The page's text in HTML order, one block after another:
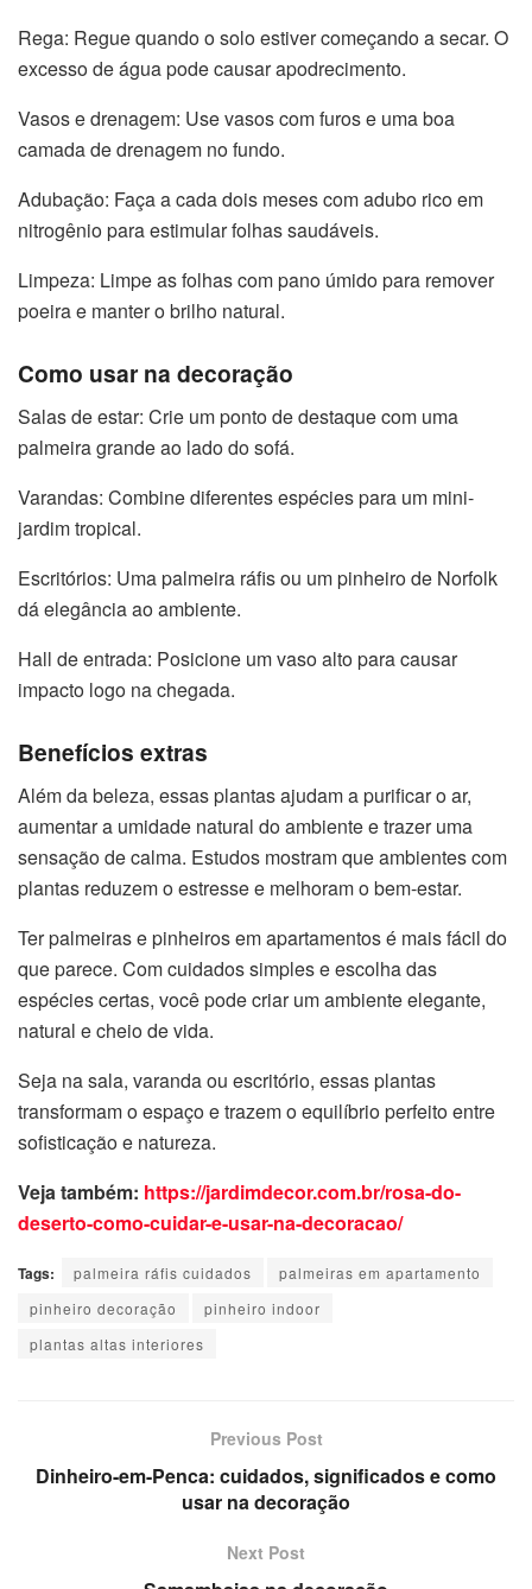
Rega: Regue quando o solo estiver começando a secar. O
excesso de água pode causar apodrecimento.
Vasos e drenagem: Use vasos com furos e uma boa
camada de drenagem no fundo.
Adubação: Faça a cada dois meses com adubo rico em
nitrogênio para estimular folhas saudáveis.
Limpeza: Limpe as folhas com pano úmido para remover
poeira e manter o brilho natural.
Como usar na decoração
Salas de estar: Crie um ponto de destaque com uma
palmeira grande ao lado do sofá.
Varandas: Combine diferentes espécies para um mini-
jardim tropical.
Escritórios: Uma palmeira ráfis ou um pinheiro de Norfolk
dá elegância ao ambiente.
Hall de entrada: Posicione um vaso alto para causar
impacto logo na chegada.
Benefícios extras
Além da beleza, essas plantas ajudam a purificar o ar,
aumentar a umidade natural do ambiente e trazer uma
sensação de calma. Estudos mostram que ambientes com
plantas reduzem o estresse e melhoram o bem-estar.
Ter palmeiras e pinheiros em apartamentos é mais fácil do
que parece. Com cuidados simples e escolha das
espécies certas, você pode criar um ambiente elegante,
natural e cheio de vida.
Seja na sala, varanda ou escritório, essas plantas
transformam o espaço e trazem o equilíbrio perfeito entre
sofisticação e natureza.
Veja também: https://jardimdecor.com.br/rosa-do-
deserto-como-cuidar-e-usar-na-decoracao/
Tags: palmeira ráfis cuidados
palmeiras em apartamento
pinheiro decoração
pinheiro indoor
plantas altas interiores
Previous Post
Dinheiro-em-Penca: cuidados, significados e como
usar na decoração
Next Post